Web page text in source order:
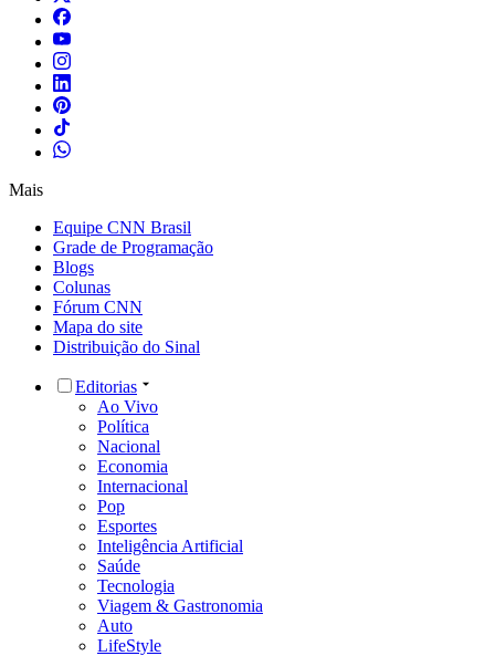
Mais
Equipe CNN Brasil
Grade de Programação
Blogs
Colunas
Fórum CNN
Mapa do site
Distribuição do Sinal
Editorias
Ao Vivo
Política
Nacional
Economia
Internacional
Pop
Esportes
Inteligência Artificial
Saúde
Tecnologia
Viagem & Gastronomia
Auto
LifeStyle